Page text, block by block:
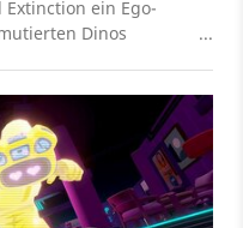
ein Ego-
Dinos